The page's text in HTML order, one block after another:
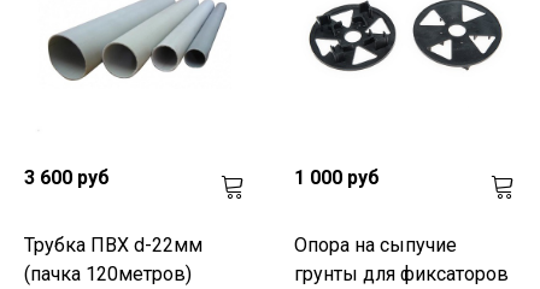
3 600 руб
Трубка ПВХ d-22мм
(пачка 120метров)
1 000 руб
Опора на сыпучие
грунты для фиксаторов